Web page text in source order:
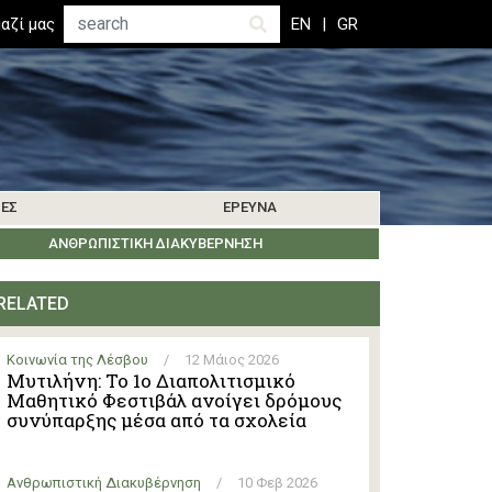
μας Αναζήτηση EN GR
ΕΚΔΗΛΏΣΕΙΣ
ΑΝΘΡΩΠΙΣΤΙΚΉ ΔΙΑΚΥΒΈΡΝΗΣΗ
ΚΟΙΝΩΝΊΑ ΤΗΣ ΛΈΡΟΥ ΆΛΛΑ ΝΗΣΙΆ
ΈΡΕΥΝΑ
ΒΙΒΛΙΟΓΡΑΦΊΑ ΕΝΗΜΕΡΏΣΕΙΣ ΈΡΕΥΝΑΣ
Κοινωνία της Λέσβου / 12 Μάιος 2026
Μυτιλήνη: Το 1ο Διαπολιτισμικό
Μαθητικό Φεστιβάλ ανοίγει δρόμους
συνύπαρξης μέσα από τα σχολεία
Ανθρωπιστική Διακυβέρνηση / 10 Φεβ 2026